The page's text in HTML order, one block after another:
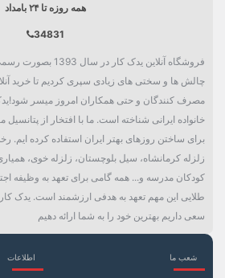
همه روزه تا ۲۴ بامداد
34831
فروشگاه آنلاین یدک
چالش ها و سختی های زیادی سپری کردیم تا خرید
مصرف کنندگان و حتی همکاران امروز میسر
خانواده ایرانی شناخته است. ما با افتخار از
برای ساختن روزهای بهتر ایران استفاده کرده ایم.
زلزله کرمانشاه، سیل بلوچستان، زلزله خوی،
کودکان مدرسه و... همه گامی برای تعهد به وظیفه
طلایی این مهم تعهد به هدفی ارزشمند است. یدک
سعی داریم بهترین خود را به شما ارائه دهیم
شعب ما اطلاعات